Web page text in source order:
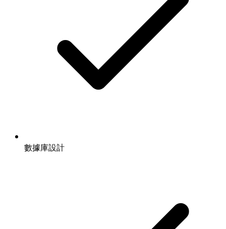
數據庫設計